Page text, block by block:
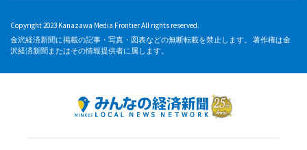
Copyright 2023 Kanazawa Media Frontier All rights reserved.
金沢経済新聞に掲載の記事・写真・図表などの無断転載を禁止します。 著作権は金
沢経済新聞またはその情報提供者に属します。